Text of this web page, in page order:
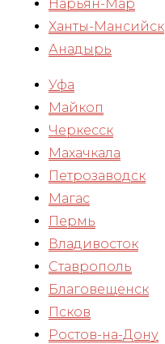
Нарьян-Мар
Ханты-Мансийск
Анадырь
Уфа
Майкоп
Черкесск
Махачкала
Петрозаводск
Магас
Пермь
Владивосток
Ставрополь
Благовещенск
Псков
Ростов-на-Дону